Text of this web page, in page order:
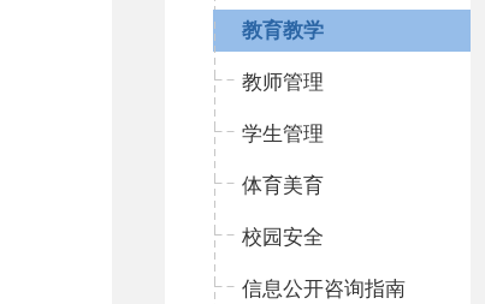
教育教学
教师管理
学生管理
体育美育
校园安全
信息公开咨询指南